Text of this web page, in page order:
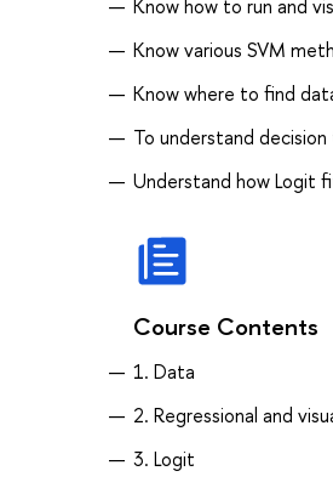
Know how to run and
Know various SVM
Know where to find
To understand
Understand how Logit
Course Contents
1. Data
2. Regressional and
3. Logit